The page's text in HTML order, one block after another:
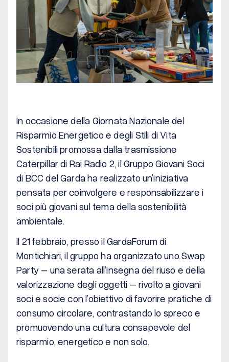
CREDITO COOPERATIVO
In occasione della Giornata Nazionale del
Risparmio Energetico e degli Stili di Vita
Sostenibili promossa dalla trasmissione
Caterpillar di Rai Radio 2, il Gruppo Giovani Soci
di BCC del Garda ha realizzato un’iniziativa
pensata per coinvolgere e responsabilizzare i
soci più giovani sul tema della sostenibilità
ambientale.
Il 21 febbraio, presso il GardaForum di
Montichiari, il gruppo ha organizzato uno Swap
Party – una serata all’insegna del riuso e della
valorizzazione degli oggetti – rivolto a giovani
soci e socie con l’obiettivo di favorire pratiche di
consumo circolare, contrastando lo spreco e
promuovendo una cultura consapevole del
risparmio, energetico e non solo.